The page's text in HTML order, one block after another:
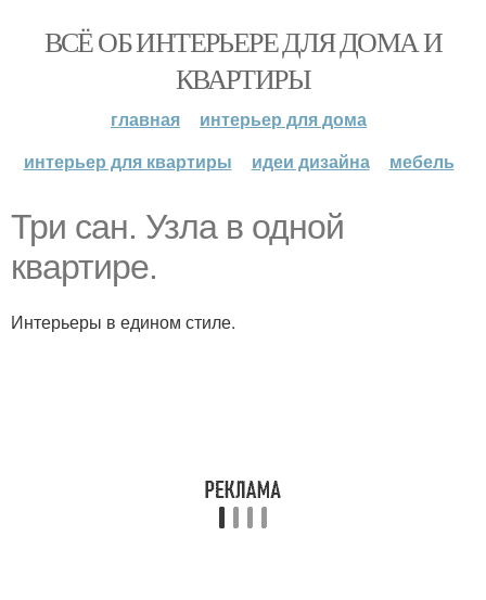
ВСЁ ОБ ИНТЕРЬЕРЕ ДЛЯ ДОМА И
КВАРТИРЫ
главная
интерьер для дома
интерьер для квартиры
идеи дизайна мебель
Три сан. Узла в одной
квартире.
Интерьеры в едином стиле.